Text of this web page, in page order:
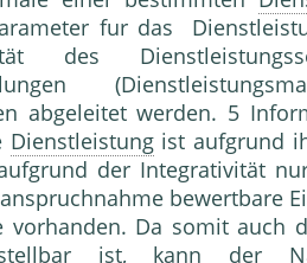
fur das
des
abgeleitet werden. 5
Dienstleistungist aufgrund
der Integrativität
be­wertbare
vorhanden. Da somit
ist, kann der